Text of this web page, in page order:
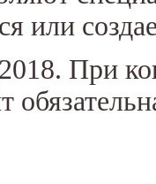
или
При